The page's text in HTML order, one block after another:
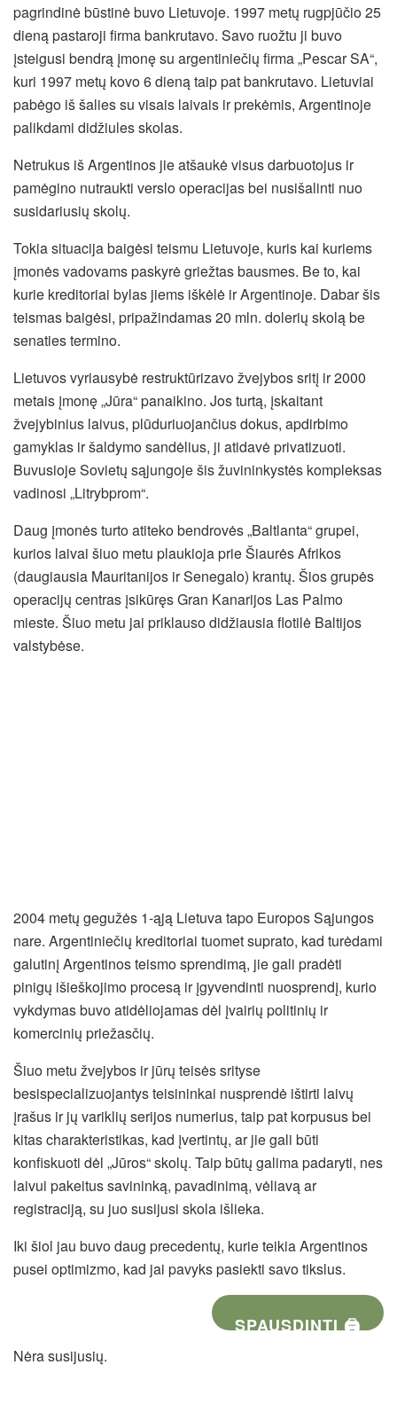
pagrindinė būstinė buvo Lietuvoje. 1997 metų rugpjūčio 25
dieną pastaroji firma bankrutavo. Savo ruožtu ji buvo
įsteigusi bendrą įmonę su argentiniečių firma „Pescar SA“,
kuri 1997 metų kovo 6 dieną taip pat bankrutavo. Lietuviai
pabėgo iš šalies su visais laivais ir prekėmis, Argentinoje
palikdami didžiules skolas.
Netrukus iš Argentinos jie atšaukė visus darbuotojus ir
pamėgino nutraukti verslo operacijas bei nusišalinti nuo
susidariusių skolų.
Tokia situacija baigėsi teismu Lietuvoje, kuris kai kuriems
įmonės vadovams paskyrė griežtas bausmes. Be to, kai
kurie kreditoriai bylas jiems iškėlė ir Argentinoje. Dabar šis
teismas baigėsi, pripažindamas 20 mln. dolerių skolą be
senaties termino.
Lietuvos vyriausybė restruktūrizavo žvejybos sritį ir 2000
metais įmonę „Jūra“ panaikino. Jos turtą, įskaitant
žvejybinius laivus, plūduriuojančius dokus, apdirbimo
gamyklas ir šaldymo sandėlius, ji atidavė privatizuoti.
Buvusioje Sovietų sąjungoje šis žuvininkystės kompleksas
vadinosi „Litrybprom“.
Daug įmonės turto atiteko bendrovės „Baltlanta“ grupei,
kurios laivai šiuo metu plaukioja prie Šiaurės Afrikos
(daugiausia Mauritanijos ir Senegalo) krantų. Šios grupės
operacijų centras įsikūręs Gran Kanarijos Las Palmo
mieste. Šiuo metu jai priklauso didžiausia flotilė Baltijos
valstybėse.
2004 metų gegužės 1-ąją Lietuva tapo Europos Sąjungos
nare. Argentiniečių kreditoriai tuomet suprato, kad turėdami
galutinį Argentinos teismo sprendimą, jie gali pradėti
pinigų išieškojimo procesą ir įgyvendinti nuosprendį, kurio
vykdymas buvo atidėliojamas dėl įvairių politinių ir
komercinių priežasčių.
Šiuo metu žvejybos ir jūrų teisės srityse
besispecializuojantys teisininkai nusprendė ištirti laivų
įrašus ir jų variklių serijos numerius, taip pat korpusus bei
kitas charakteristikas, kad įvertintų, ar jie gali būti
konfiskuoti dėl „Jūros“ skolų. Taip būtų galima padaryti, nes
laivui pakeitus savininką, pavadinimą, vėliavą ar
registraciją, su juo susijusi skola išlieka.
Iki šiol jau buvo daug precedentų, kurie teikia Argentinos
pusei optimizmo, kad jai pavyks pasiekti savo tikslus.
SPAUSDINTI 🖨
Nėra susijusių.